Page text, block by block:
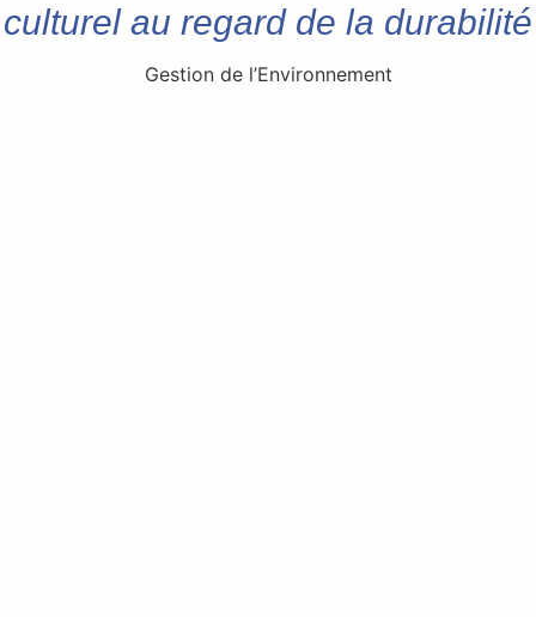
culturel au regard de la durabilité
Gestion de l’Environnement